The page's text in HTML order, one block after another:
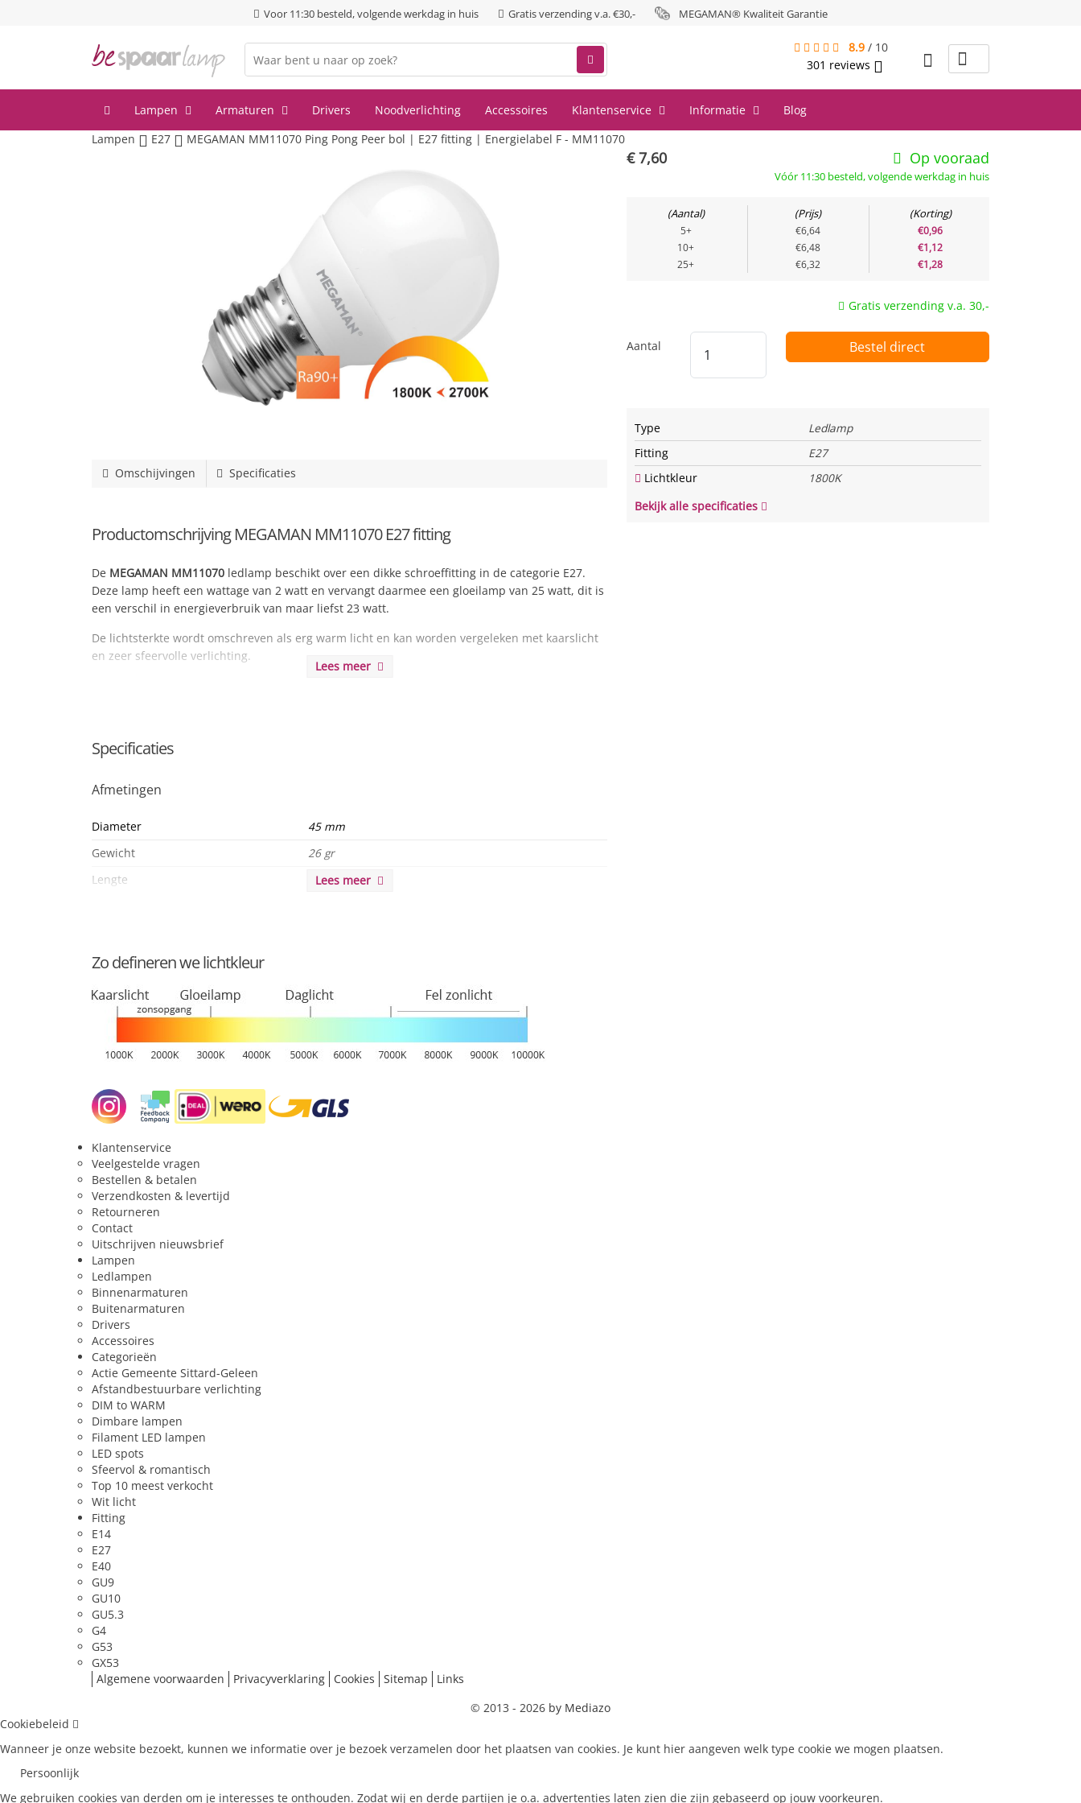
Voor 11:30 besteld, volgende werkdag in huis Gratis verzending v.a. €30,- MEGAMAN® Kwaliteit Garantie
8.9 / 10
301 reviews
Lampen Armaturen Drivers Noodverlichting Accessoires Klantenservice Informatie
Blog
Lampen
E27 MEGAMAN MM11070 Ping Pong Peer bol | E27 fitting | Energielabel F - MM11070
Omschijvingen Specificaties
Productomschrijving MEGAMAN MM11070 E27 fitting
De MEGAMAN MM11070 ledlamp beschikt over een dikke schroeffitting in de categorie E27.
Deze lamp heeft een wattage van 2 watt en vervangt daarmee een gloeilamp van 25 watt, dit is
een verschil in energieverbruik van maar liefst 23 watt.
De lichtsterkte wordt omschreven als erg warm licht en kan worden vergeleken met kaarslicht
en zeer sfeervolle verlichting.
MEGAMAN ® Compatibele dimlijst
Lees meer
Specificaties
Afmetingen
Diameter
45 mm
Gewicht
26 gr
Lengte
84 mm
Product serie
Duurzaamheid
Levensduur
25000 u
Levensduur L90
Energielabel
F
Energie
Te vervangen vermogen (Watt)
Vermogen (Watt)
Uitgangsspanning
Spanning / voltage
Functie
Dimbaar
Bewegingssensor
Lichtsensor
Fysiek
Type
Fitting
Type glas
Vorm
Materiaal behuizing
Beschermingsgraad (IP)
Licht
Kleurtype
Dim to WARM
Lichthoeveelheid (lumen)
250 lm
Lees meer
Zo defineren we lichtkleur
€7,60 Op vooraad
Vóór 11:30 besteld, volgende werkdag in huis
Aantal Prijs Korting
5+ €6,64
€0,96
10+
€6,48
€1,12
25+
€6,32 €1,28
Gratis verzending v.a. 30,-
Aantal Bestel direct
Type
Ledlamp
Fitting
E27
Lichtkleur
1800K
Bekijk alle specificaties
Klantenservice
Veelgestelde vragen
Bestellen & betalen
Verzendkosten & levertijd
Retourneren
Contact
Uitschrijven nieuwsbrief
Lampen
Ledlampen
Binnenarmaturen
Buitenarmaturen
Drivers
Accessoires
Categorieën
Actie Gemeente Sittard-Geleen
Afstandbestuurbare verlichting
DIM to WARM
Dimbare lampen
Filament LED lampen
LED spots
Sfeervol & romantisch
Top 10 meest verkocht
Wit licht
Fitting
E14
E27
E40
GU9
GU10
GU5.3
G4
G53
GX53
Algemene voorwaarden
Privacyverklaring Cookies Sitemap
Links
© 2013 - 2026 by Mediazo
Cookiebeleid
Wanneer je onze website bezoekt, kunnen we informatie over je bezoek verzamelen door het plaatsen van cookies. Je kunt hier aangeven welk type cookie we mogen plaatsen.
Persoonlijk
We gebruiken cookies van derden om je interesses te onthouden. Zodat wij en derde partijen je o.a. advertenties laten zien die zijn gebaseerd op jouw voorkeuren.